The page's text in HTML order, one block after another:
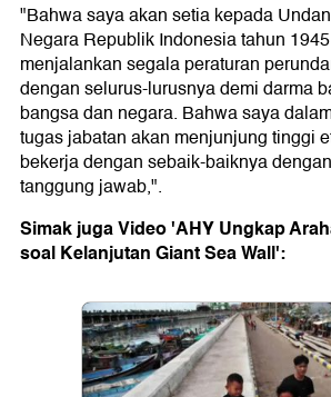
"Bahwa saya akan setia kepada
Negara Republik Indonesia tahun
menjalankan segala peraturan
dengan selurus-lurusnya demi darma
bangsa dan negara. Bahwa saya
tugas jabatan akan menjunjung tinggi
bekerja dengan sebaik-baiknya
tanggung jawab,".
Simak juga Video 'AHY Ungkap
soal Kelanjutan Giant Sea Wall':